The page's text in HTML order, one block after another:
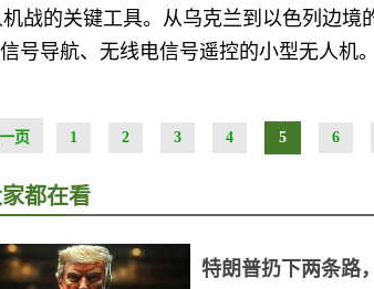
战的关键工具。从乌克兰到以色列边境
号导航、无线电信号遥控的小型无人机。
页 1 2 3 4 5 6
都在看
特朗普扔下两条路